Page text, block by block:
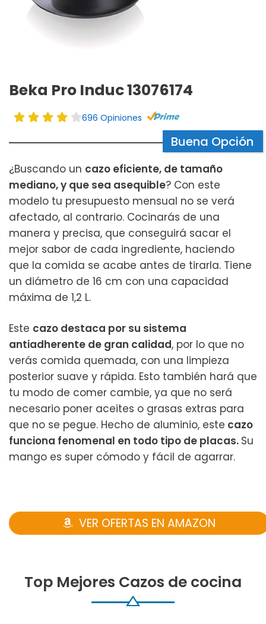
Beka Pro Induc 13076174
696 Opiniones
Buena Opción
¿Buscando un cazo eficiente, de tamaño
mediano, y que sea asequible? Con este
modelo tu presupuesto mensual no se verá
afectado, al contrario. Cocinarás de una
manera y precisa, que conseguirá sacar el
mejor sabor de cada ingrediente, haciendo
que la comida se acabe antes de tirarla. Tiene
un diámetro de 16 cm con una capacidad
máxima de 1,2 L.
Este cazo destaca por su sistema
antiadherente de gran calidad, por lo que no
verás comida quemada, con una limpieza
posterior suave y rápida. Esto también hará que
tu modo de comer cambie, ya que no será
necesario poner aceites o grasas extras para
que no se pegue. Hecho de aluminio, este cazo
funciona fenomenal en todo tipo de placas. Su
mango es super cómodo y fácil de agarrar.
VER OFERTAS EN AMAZON
Top Mejores Cazos de cocina